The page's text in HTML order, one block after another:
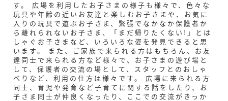
す。 広場を利用したお子さまの様子も様々で、色々な
玩具や年齢の近いお友達と楽しむお子さまや、お気に
入りの玩具で遊ぶお子さま、緊張でなかなか保護者か
ら離れられないお子さま、「まだ帰りたくない!」とは
しゃぐお子さまなど、いろいろな姿を発見できると思
います。 また、ご家族で来られる方はもちろん、お友
達同士で来られる方など様々で、お子さまの遊び場と
して、保護者の交流の場として、スタッフとのおしゃ
べりなど、利用の仕方は様々です。 広場に来られる方
同士、育児や発育など子育てに関する話をしたり、お
子さま同士が仲良くなったり、ここでの交流がきっか